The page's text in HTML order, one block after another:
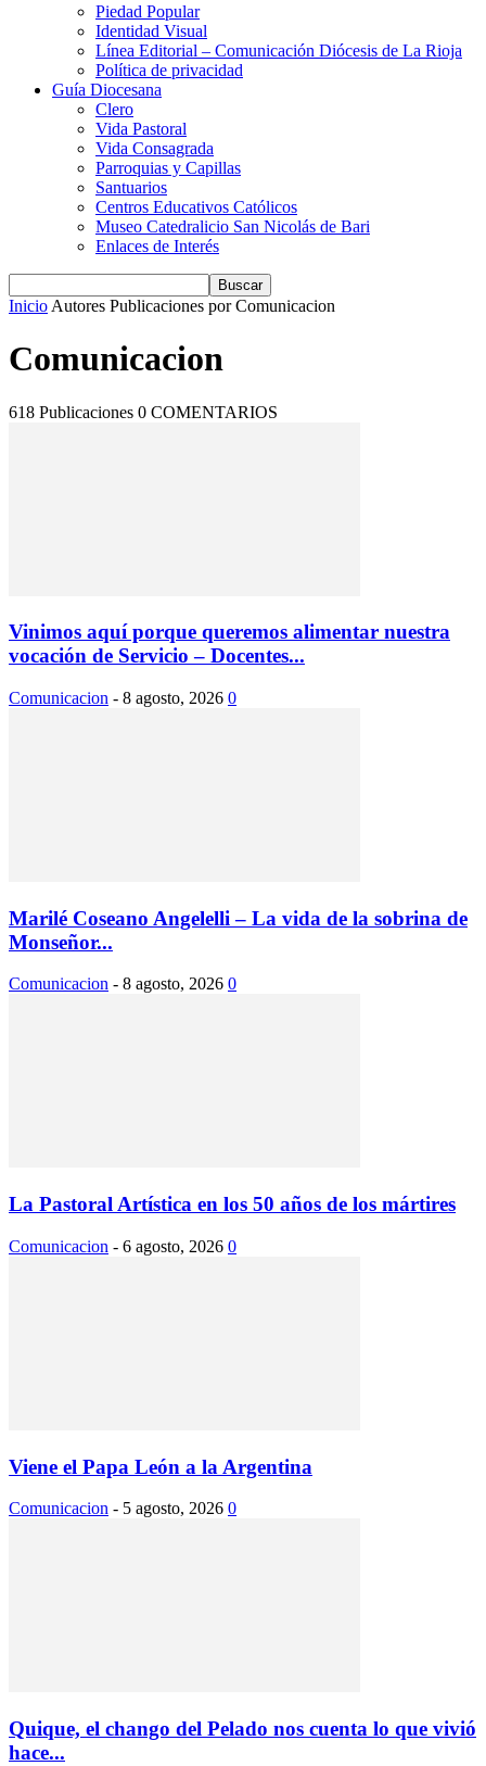
Piedad Popular
Identidad Visual
Línea Editorial – Comunicación Diócesis de La Rioja
Política de privacidad
Guía Diocesana
Clero
Vida Pastoral
Vida Consagrada
Parroquias y Capillas
Santuarios
Centros Educativos Católicos
Museo Catedralicio San Nicolás de Bari
Enlaces de Interés
Inicio Autores Publicaciones por Comunicacion
Comunicacion
618 Publicaciones 0 COMENTARIOS
Vinimos aquí porque queremos alimentar nuestra
vocación de Servicio – Docentes...
Comunicacion - 8 agosto, 2026 0
Marilé Coseano Angelelli – La vida de la sobrina de
Monseñor...
Comunicacion - 8 agosto, 2026 0
La Pastoral Artística en los 50 años de los mártires
Comunicacion - 6 agosto, 2026 0
Viene el Papa León a la Argentina
Comunicacion - 5 agosto, 2026 0
Quique, el chango del Pelado nos cuenta lo que vivió
hace...